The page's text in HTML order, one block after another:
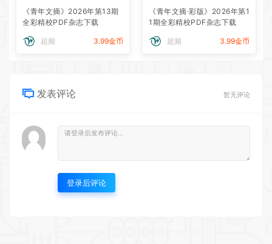
《青年文摘》2026年第13期
全彩精校PDF杂志下载
超频 3.99金币
《青年文摘·彩版》2026年第1
1期全彩精校PDF杂志下载
超频 3.99金币
发表评论 暂无评论
登录后评论